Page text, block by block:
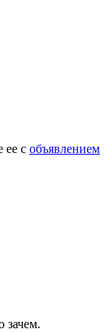
ее с объявлением
зачем.